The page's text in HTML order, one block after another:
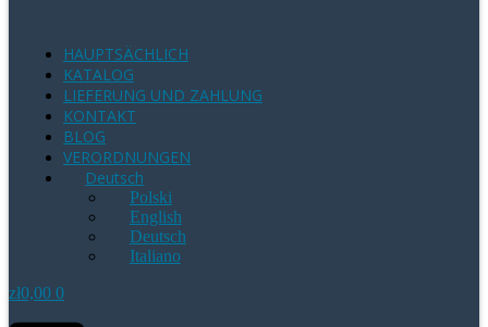
HAUPTSÄCHLICH
KATALOG
LIEFERUNG UND ZAHLUNG
KONTAKT
BLOG
VERORDNUNGEN
Deutsch
Polski
English
Deutsch
Italiano
zł0,00 0